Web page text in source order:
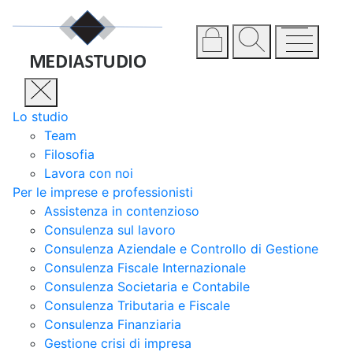
Lo studio
Team
Filosofia
Lavora con noi
Per le imprese e professionisti
Assistenza in contenzioso
Consulenza sul lavoro
Consulenza Aziendale e Controllo di Gestione
Consulenza Fiscale Internazionale
Consulenza Societaria e Contabile
Consulenza Tributaria e Fiscale
Consulenza Finanziaria
Gestione crisi di impresa